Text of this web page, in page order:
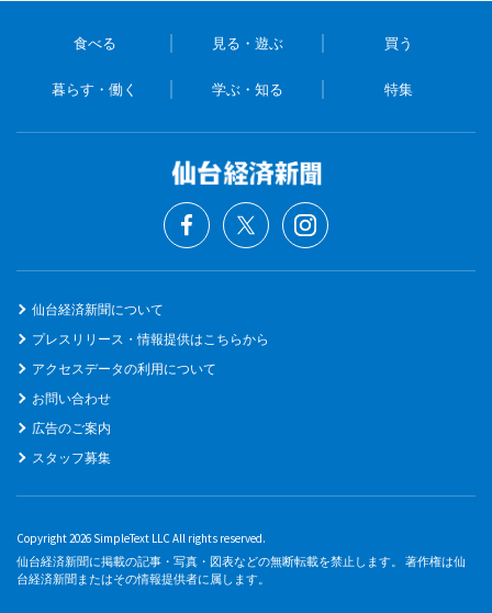
食べる 見る・遊ぶ 買う
暮らす・働く 学ぶ・知る 特集
仙台経済新聞について
プレスリリース・情報提供はこちらから
アクセスデータの利用について
お問い合わせ
広告のご案内
スタッフ募集
Copyright 2026 SimpleText LLC All rights reserved.
仙台経済新聞に掲載の記事・写真・図表などの無断転載を禁止します。 著作権は仙
台経済新聞またはその情報提供者に属します。